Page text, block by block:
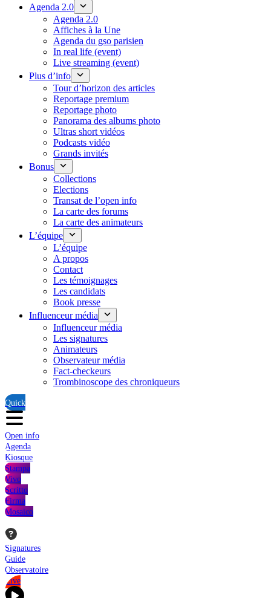
Agenda 2.0
Agenda 2.0
Affiches à la Une
Agenda du gso parisien
In real life (event)
Live streaming (event)
Plus d’info
Tour d’horizon des articles
Reportage premium
Reportage photo
Panorama des albums photo
Ultras short vidéos
Podcasts vidéo
Grands invités
Bonus
Collections
Elections
Transat de l’open info
La carte des forums
La carte des animateurs
L’équipe
L’équipe
A propos
Contact
Les témoignages
Les candidats
Book presse
Influenceur média
Influenceur média
Les signatures
Animateurs
Observateur média
Fact-checkeurs
Trombinoscope des chroniqueurs
Quick
Open info
Agenda
Kiosque
Stampa
Vivo
Scritto
Firma
Mosaico
Signatures
Guide
Observatoire
Live